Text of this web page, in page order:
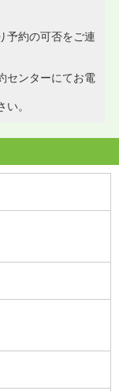
予約の可否をご連
センターにてお電
。